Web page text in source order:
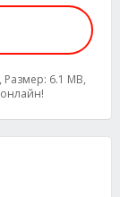
6.1 MB,